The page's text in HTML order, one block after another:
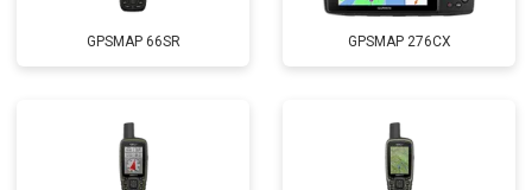
GPSMAP 66SR GPSMAP 276CX